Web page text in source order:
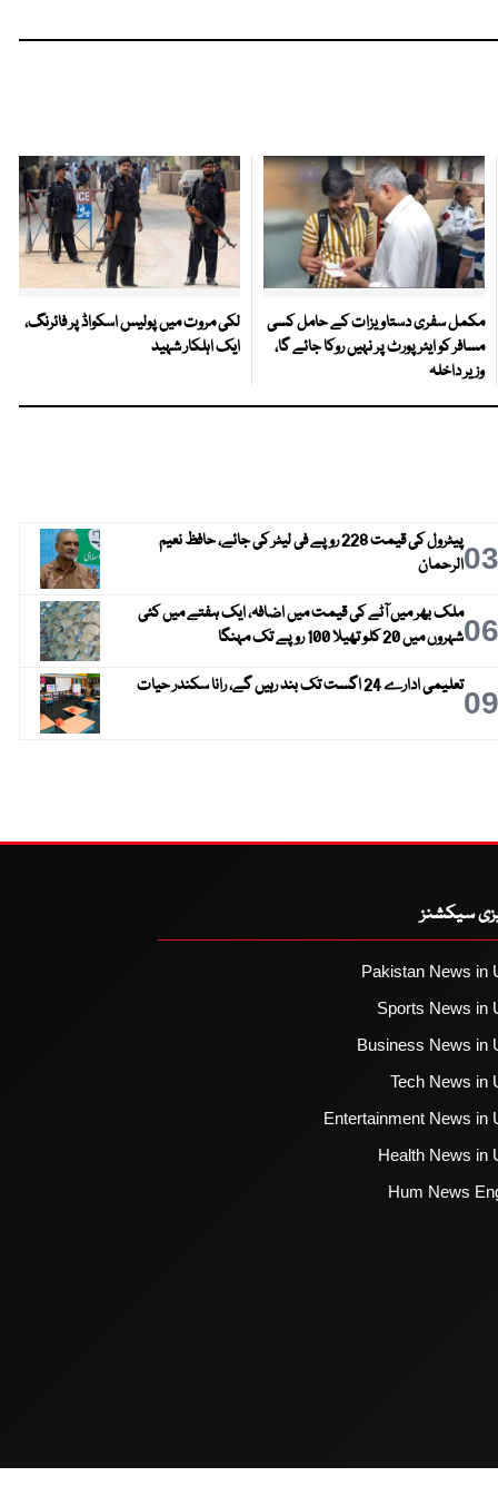
مکمل سفری دستاویزات کے حامل کسی
مسافر کو ایئرپورٹ پر نہیں روکا جائے گا،
وزیر داخلہ
لکی مروت میں پولیس اسکواڈ پر فائرنگ،
ایک اہلکار شہید
03
پیٹرول کی قیمت 228 روپے فی لیٹر کی جائے، حافظ نعیم
الرحمان
06ملک بھر میں آٹے کی قیمت میں اضافہ، ایک ہفتے میں کئی
شہروں میں 20 کلو تھیلا 100 روپے تک مہنگا
09تعلیمی ادارے 24 اگست تک بند رہیں گے، رانا سکندر حیات
سیکشنز
Pakistan News in
Sports News in
Business News in
Tech News in
Entertainment News in
Health News in
Hum News